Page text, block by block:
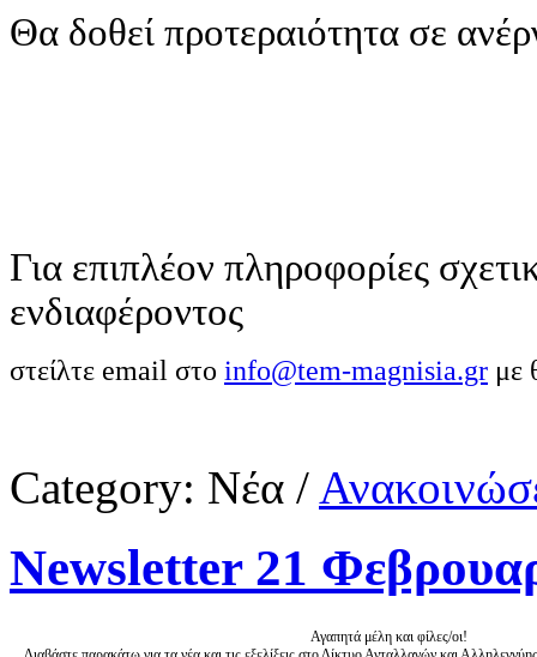
Θα δοθεί προτεραιότητα σε
Για επιπλέον πληροφορίες
ενδιαφέροντος
στείλτε email στο info@tem-magnisia.gr με
Category: Νέα /
Newsletter 21
Αγαπητά μέλη και φίλες/οι!